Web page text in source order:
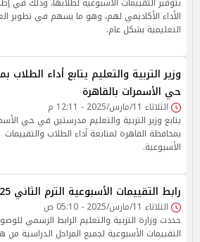
الأداء الأكاديمي لهم، وهو ما يسهم في تطوير
التعليمية بشكل عام.
وزير التربية والتعليم يتابع أداء الطلاب
حي الأسمرات بالقاهرة
الثلاثاء 11/مارس/2025 - 12:11 م
يتابع وزير التربية والتعليم مدرستين في حي
بمحافظة القاهرة لمتابعة أداء الطلاب والتقييمات
الأسبوعية.
رابط التقييمات الأسبوعية الترم الثاني 2025
الثلاثاء 11/مارس/2025 - 05:10 ص
حددت وزارة التربية والتعليم الرابط الرسمي
التقييمات الأسبوعية لجميع المراحل الدراسية من